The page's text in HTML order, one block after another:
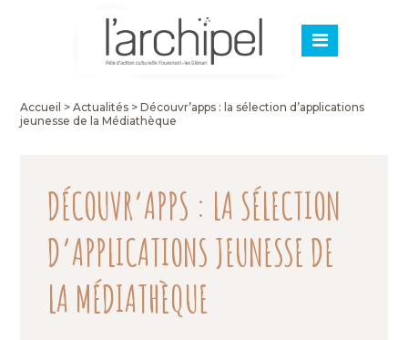
Accueil >Actualités >Découvr’apps : la sélection d’applications
jeunesse de la Médiathèque
DÉCOUVR’APPS : LA SÉLECTION
D’APPLICATIONS JEUNESSE DE
LA MÉDIATHÈQUE